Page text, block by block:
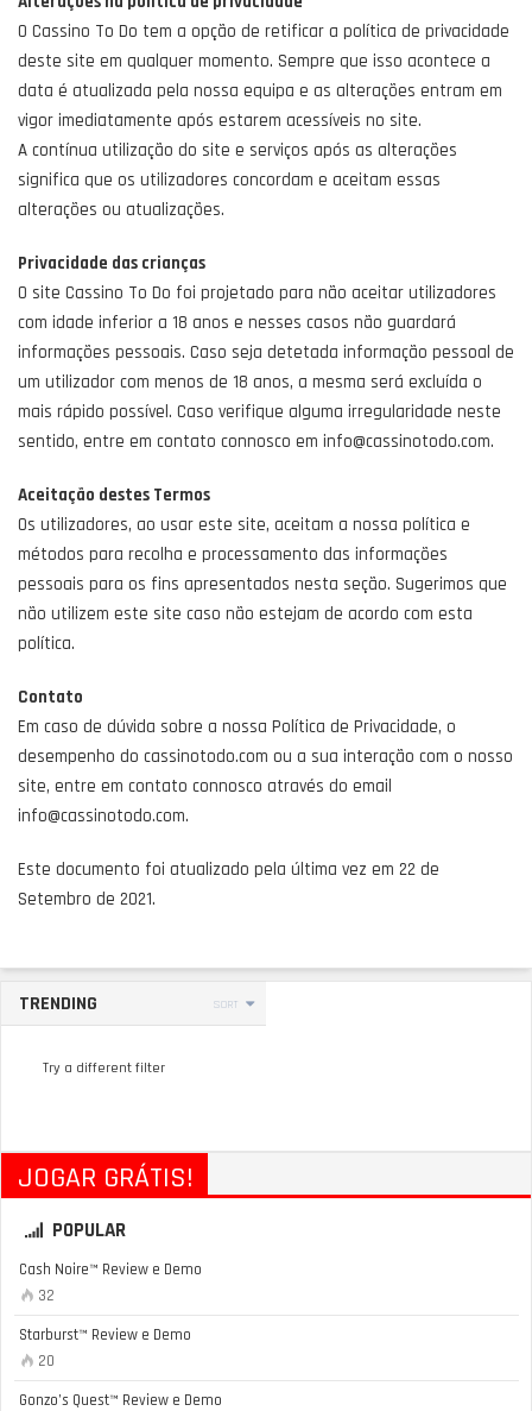
O Cassino To Do tem a opção de retificar a política de privacidade
deste site em qualquer momento. Sempre que isso acontece a
data é atualizada pela nossa equipa e as alterações entram em
vigor imediatamente após estarem acessíveis no site.
A contínua utilização do site e serviços após as alterações
significa que os utilizadores concordam e aceitam essas
alterações ou atualizações.
Privacidade das crianças
O site Cassino To Do foi projetado para não aceitar utilizadores
com idade inferior a 18 anos e nesses casos não guardará
informações pessoais. Caso seja detetada informação pessoal de
um utilizador com menos de 18 anos, a mesma será excluída o
mais rápido possível. Caso verifique alguma irregularidade neste
sentido, entre em contato connosco em info@cassinotodo.com.
Aceitação destes Termos
Os utilizadores, ao usar este site, aceitam a nossa política e
métodos para recolha e processamento das informações
pessoais para os fins apresentados nesta seção. Sugerimos que
não utilizem este site caso não estejam de acordo com esta
política.
Contato
Em caso de dúvida sobre a nossa Política de Privacidade, o
desempenho do cassinotodo.com ou a sua interação com o nosso
site, entre em contato connosco através do email
info@cassinotodo.com.
Este documento foi atualizado pela última vez em 22 de
Setembro de 2021.
TRENDING SORT
Try a different filter
JOGAR GRÁTIS!
POPULAR
Cash Noire™ Review e Demo
32
Starburst™ Review e Demo
20
Gonzo’s Quest™ Review e Demo